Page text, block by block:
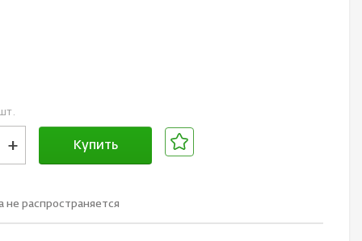
+ Купить
не рaспространяется